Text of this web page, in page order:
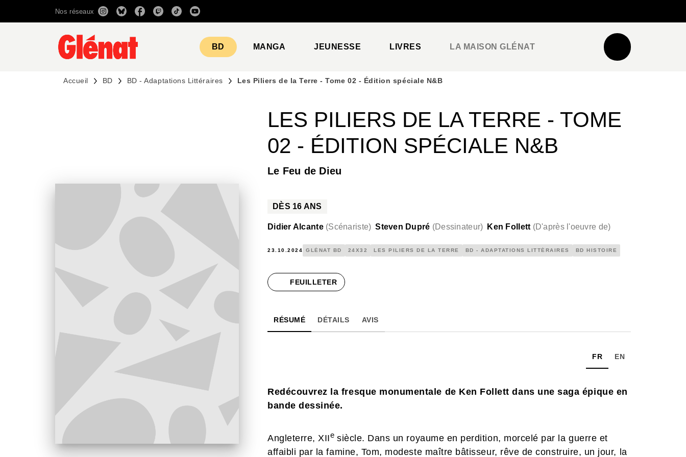
RECHERCHE CONTENU
Nos réseaux
BD MANGA JEUNESSE LIVRES LA MAISON GLÉNAT
Accueil BD BD - Adaptations Littéraires Les Piliers de la Terre - Tome 02 - Édition spéciale N&B
LES PILIERS DE LA TERRE - TOME
02 - ÉDITION SPÉCIALE N&B
Le Feu de Dieu
DÈS 16 ANS
Didier Alcante (Scénariste) Steven Dupré (Dessinateur) Ken Follett (D'après l'oeuvre de)
23.10.2024 GLÉNAT BD 24X32 LES PILIERS DE LA TERRE BD - ADAPTATIONS LITTÉRAIRES BD HISTOIRE
FEUILLETER
RÉSUMÉ DÉTAILS AVIS
FR EN
Redécouvrez la fresque monumentale de Ken Follett dans une saga épique en
bande dessinée.
Angleterre, XIIe siècle. Dans un royaume en perdition, morcelé par la guerre et
affaibli par la famine, Tom, modeste maître bâtisseur, rêve de construire, un jour, la